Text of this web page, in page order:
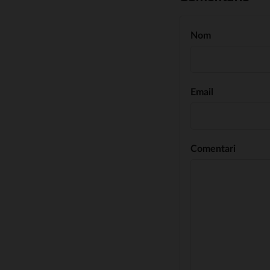
Nom
Email
Comentari